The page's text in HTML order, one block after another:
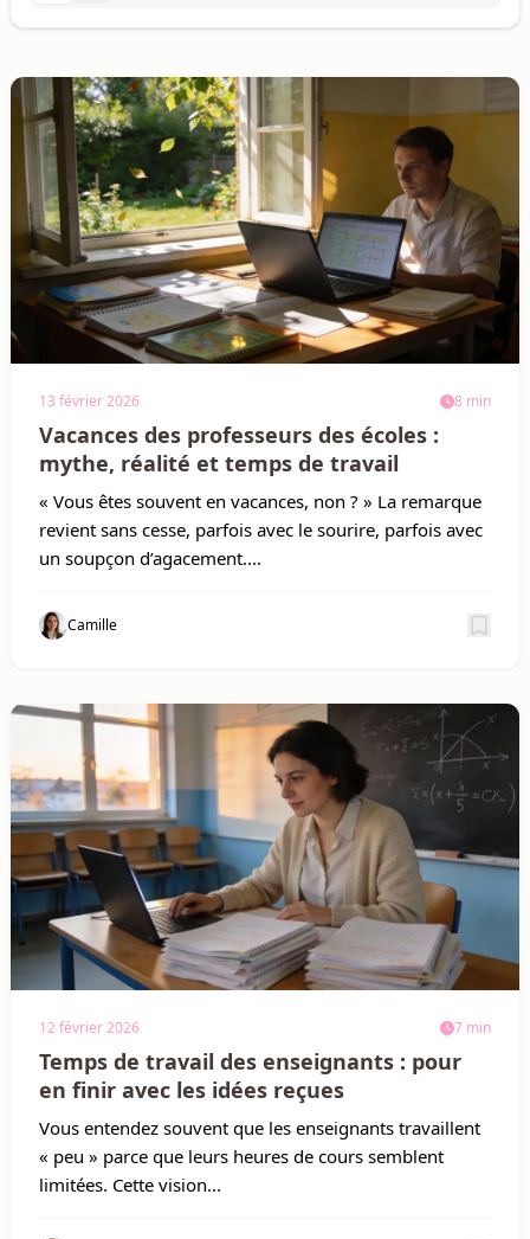
13 février 2026 8 min
Vacances des professeurs des écoles :
mythe, réalité et temps de travail
« Vous êtes souvent en vacances, non ? » La remarque
revient sans cesse, parfois avec le sourire, parfois avec
un soupçon d’agacement....
Camille
12 février 2026 7 min
Temps de travail des enseignants : pour
en finir avec les idées reçues
Vous entendez souvent que les enseignants travaillent
« peu » parce que leurs heures de cours semblent
limitées. Cette vision...